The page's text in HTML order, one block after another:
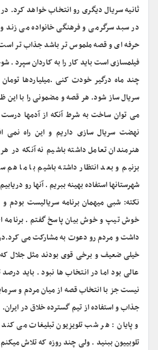
ثانیه سریال دیگری رو انتخاب خواهد کرد.
در سبد سرگرمی و فرهنگی خانواده می زند
حرفه ای و قصه ملموس تر باشد جذاب تر
فیلمسازی است باید کار را به کاردان سپرد .
چند ماه درگیر خودت کنی .میلیاردها
سریال ساز شود. هر قصه و مضمونی را با این
می توان ساخت به شرط آنکه از آدمها درست
نهضت سریال سازی داریم و این راه نمی
هنرمندان تعامل داشته باشیم نه آنکه در
بزنیم و بعد انتظار داشته باشیم با ما هم
شهرستانها استفاده بهینه ببریم . آنها رو
نکته: شبی میهمان برنامه سریالیست بودم
خوش تیپ و خوش بیان پاسخ گفتم .
داشت و مردم رو دعوت به مشارکت می کرد.در
خیلی ضعیف و برخی قوی بودند مثل جلال
عالی بود اما در انتخاب ها نبود . باید درصد
نیست جز با انتخاب قصه از میان مردم و
جذاب و استفاده از تیم گسترده خلاق در ایران.
و پایان : هر شب تلویزیون تبلیغات می کند
تلوبییون ببنید . ولی چند روزه که تلاش